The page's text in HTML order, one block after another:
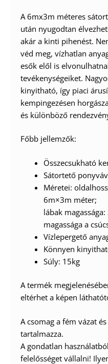
A 6mx3m méteres
után nyugodtan
akár a kinti pihenést.
véd meg, vízhatlan
esők elől is
tevékenységeiket.
kinyitható, így piaci
kempingezésen
és különböző
Főbb jellemzők:
Összecsukható
Sátortető
Méretei:
6m×3m méter;
lábak
magassága a
Vízlepergető
Könnyen
Súly: 15kg
A termék
eltérhet a képen
A csomag a fém vázat
tartalmazza.
A gondatlan
felelősséget vállalni!